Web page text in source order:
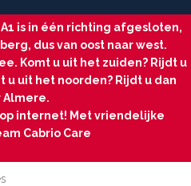
is in één richting afgesloten,
dus van oost naar west.
Komt u uit het zuiden? Rijdt u
u uit het noorden? Rijdt u dan
Almere.
internet! Met vriendelijke
Cabrio Care